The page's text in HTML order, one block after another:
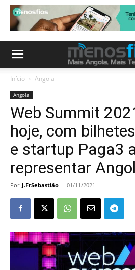
Início Angola
Angola
Web Summit
hoje, com
e startup Paga3
representar
Por J.FrSebastião - 01/11/2021